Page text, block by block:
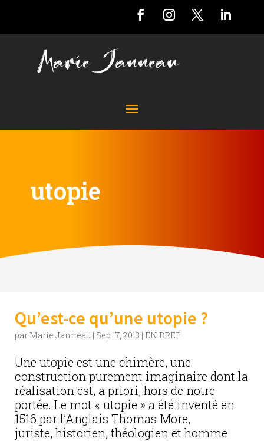
utopie
Qu’est-ce qu’une utopie ?
par Marie Janneau | Sep 17, 2013 | EN BREF
Une utopie est une chimère, une
construction purement imaginaire dont la
réalisation est, a priori, hors de notre
portée. Le mot « utopie » a été inventé en
1516 par l’Anglais Thomas More,
juriste, historien, théologien et homme